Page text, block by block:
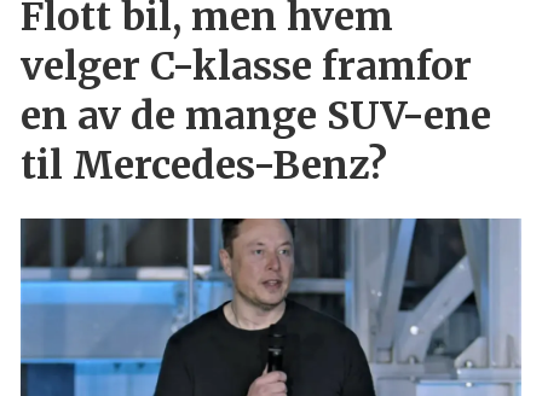
Flott bil, men hvem
velger C-klasse framfor
en av de mange SUV-ene
til Mercedes-Benz?